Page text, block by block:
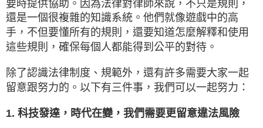
要時提供協助。因為法律對律師來說，不只是規則，
還是一個很複雜的知識系統。他們就像遊戲中的高
手，不但要懂所有的規則，還要知道怎麼解釋和使用
這些規則，確保每個人都能得到公平的對待。
除了認識法律制度、規範外，還有許多需要大家一起
留意跟努力的。以下有三件事，我們可以一起努力：
1. 科技發達，時代在變，我們需要更留意違法風險